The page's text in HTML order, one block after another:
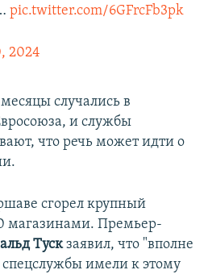
pic.twitter.com/6GFrcFb3pk
2024
случались в
и службы
что речь может идти о
сгорел крупный
магазинами. Премьер-
Тускзаявил, что "вполне
спецслужбы имели к этому